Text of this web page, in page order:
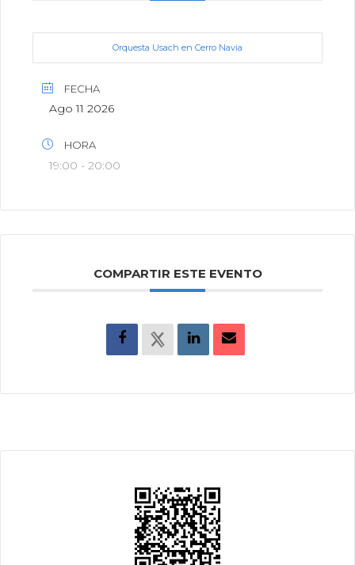
Orquesta Usach en Cerro Navia
FECHA
Ago 11 2026
HORA
19:00 - 20:00
COMPARTIR ESTE EVENTO